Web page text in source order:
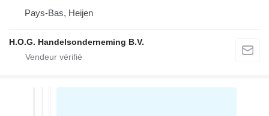
Pays-Bas, Heijen
H.O.G. Handelsonderneming B.V.